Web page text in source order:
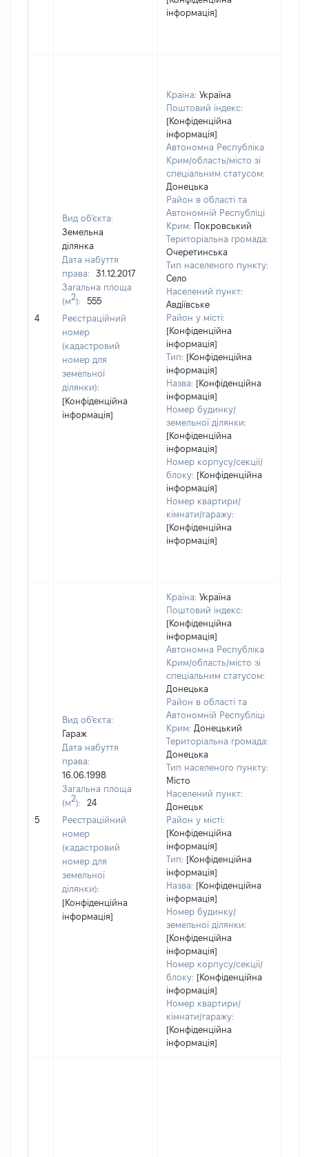
інформація]
4
Вид об'єкта:
Земельна
ділянка
Дата набуття
права:
31.12.2017
Загальна площа
(м2):
555
Реєстраційний
номер
(кадастровий
номер для
земельної
ділянки):
[Конфіденційна
інформація]
Країна: Україна
Поштовий індекс:
[Конфіденційна
інформація]
Автономна Республіка
Крим/область/місто зі
спеціальним статусом:
Донецька
Район в області та
Автономній Республіці
Крим: Покровський
Територіальна громада:
Очеретинська
Тип населеного пункту:
Село
Населений пункт:
Авдіївське
Район у місті:
[Конфіденційна
інформація]
Тип: [Конфіденційна
інформація]
Назва: [Конфіденційна
інформація]
Номер будинку/
земельної ділянки:
[Конфіденційна
інформація]
Номер корпусу/секції/
блоку: [Конфіденційна
інформація]
Номер квартири/
кімнати/гаражу:
[Конфіденційна
інформація]
5
Вид об'єкта:
Гараж
Дата набуття
права:
16.06.1998
Загальна площа
(м2):
24
Реєстраційний
номер
(кадастровий
номер для
земельної
ділянки):
[Конфіденційна
інформація]
Країна: Україна
Поштовий індекс:
[Конфіденційна
інформація]
Автономна Республіка
Крим/область/місто зі
спеціальним статусом:
Донецька
Район в області та
Автономній Республіці
Крим: Донецький
Територіальна громада:
Донецька
Тип населеного пункту:
Місто
Населений пункт:
Донецьк
Район у місті:
[Конфіденційна
інформація]
Тип: [Конфіденційна
інформація]
Назва: [Конфіденційна
інформація]
Номер будинку/
земельної ділянки:
[Конфіденційна
інформація]
Номер корпусу/секції/
блоку: [Конфіденційна
інформація]
Номер квартири/
кімнати/гаражу:
[Конфіденційна
інформація]